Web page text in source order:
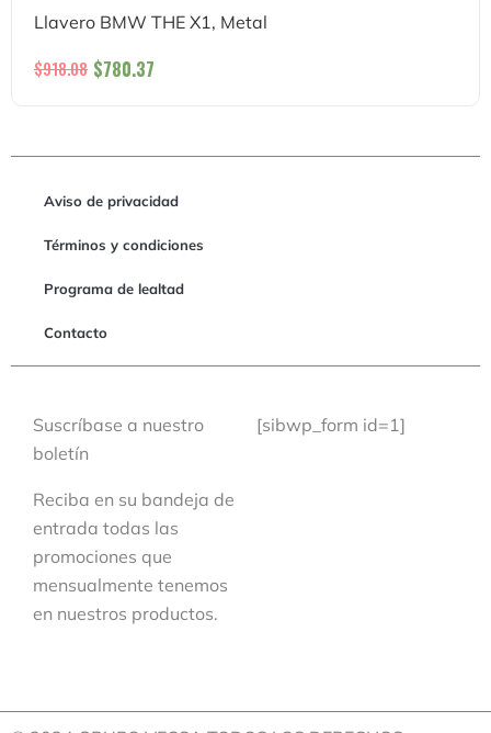
Llavero BMW THE X1, Metal
$918.08 $780.37
Aviso de privacidad
Términos y condiciones
Programa de lealtad
Contacto
Suscríbase a nuestro
boletín
Reciba en su bandeja de
entrada todas las
promociones que
mensualmente tenemos
en nuestros productos.
[sibwp_form id=1]